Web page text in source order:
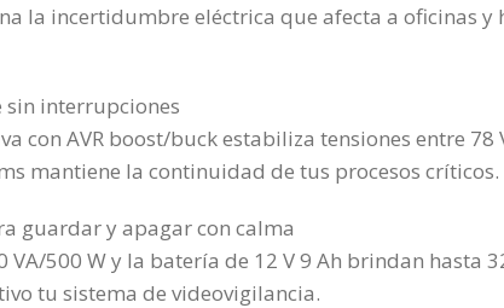
la incertidumbre eléctrica que afecta a oficinas
sin interrupciones
con AVR boost/buck estabiliza tensiones entre
mantiene la continuidad de tus procesos críticos.
guardar y apagar con calma
VA/500 W y la batería de 12 V 9 Ah brindan
tu sistema de videovigilancia.